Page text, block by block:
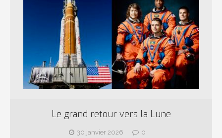
Le grand retour vers la Lune
30 janvier 2026
0